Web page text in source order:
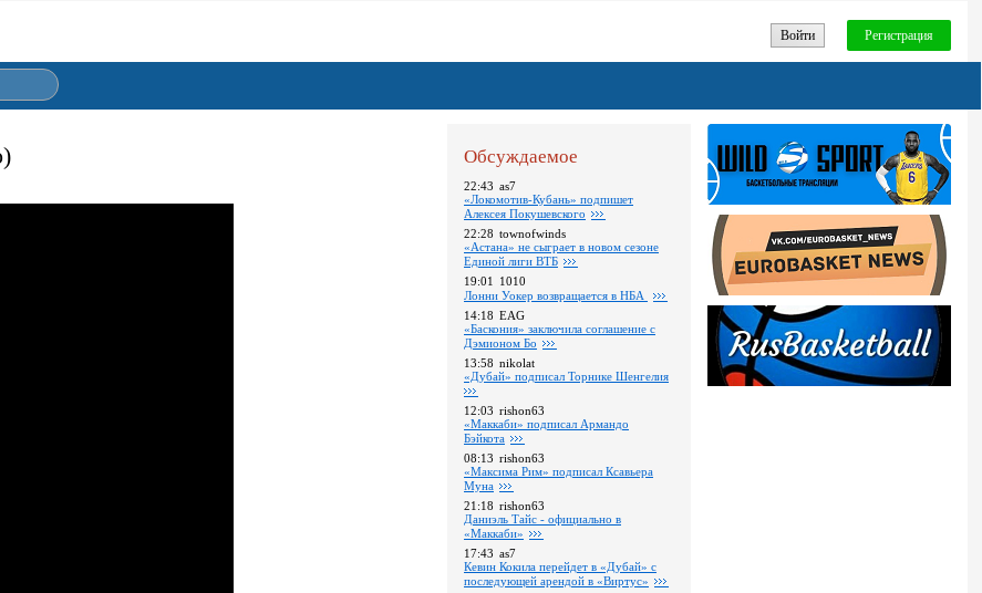
Войти Регистрация
Обсуждаемое
22:43 as7
«Локомотив-Кубань» подпишет
Алексея Покушевского
22:28 townofwinds
«Астана» не сыграет в новом сезоне
Единой лиги ВТБ
19:01
1010
Лонни Уокер возвращается в НБА
14:18 EAG
«Баскония» заключила соглашение с
Дэмионом Бо
13:58 nikolat
«Дубай» подписал Торнике Шенгелия
12:03 rishon63
«Маккаби» подписал Армандо
Бэйкота
08:13 rishon63
«Максима Рим» подписал Ксавьера
Муна
21:18 rishon63
Даниэль Тайс - официально в
«Маккаби»
17:43 as7
Кевин Кокила перейдет в «Дубай» с
последующей арендой в «Виртус»